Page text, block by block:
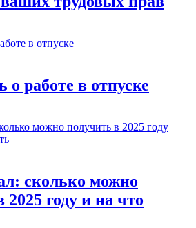
о работе в отпуске
сколько можно
2025 году и на что